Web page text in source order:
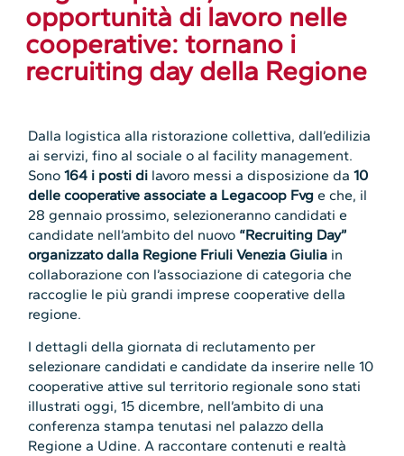
opportunità di lavoro nelle
cooperative: tornano i
recruiting day della Regione
Dalla logistica alla ristorazione collettiva, dall’edilizia
ai servizi, fino al sociale o al facility management.
Sono164 i posti di lavoro messi a disposizione da10
delle cooperative associate a Legacoop Fvg e che, il
28 gennaio prossimo, selezioneranno candidati e
candidate nell’ambito del nuovo “Recruiting Day”
organizzato dalla Regione Friuli Venezia Giulia in
collaborazione con l’associazione di categoria che
raccoglie le più grandi imprese cooperative della
regione.
I dettagli della giornata di reclutamento per
selezionare candidati e candidate da inserire nelle 10
cooperative attive sul territorio regionale sono stati
illustrati oggi, 15 dicembre, nell’ambito di una
conferenza stampa tenutasi nel palazzo della
Regione a Udine. A raccontare contenuti e realtà